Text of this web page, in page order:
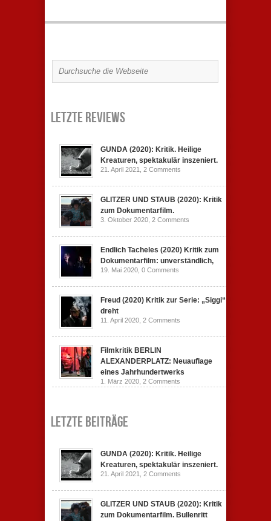
Letzte Reviews
GUNDA (2020): Kritik. Heilige
Kreaturen, spektakulär inszeniert.
21. April 2021, 2 Comments
GLITZER UND STAUB (2020): Kritik
zum Dokumentarfilm.
3. Oktober 2020, 2 Comments
Endlich Tacheles (2020) Kritik zum
Dokumentarfilm: unverständlich,
19. Mai 2020, 0 Comments
Freud (2020) Kritik zur Serie: „Siggi“
dreht
11. April 2020, 2 Comments
Filmkritik BERLIN
ALEXANDERPLATZ: Neuauflage
eines Jahrhundertwerks
1. März 2020, 2 Comments
Letzte Beiträge
GUNDA (2020): Kritik. Heilige
Kreaturen, spektakulär inszeniert.
21. April 2021, 2 Comments
GLITZER UND STAUB (2020): Kritik
zum Dokumentarfilm. Bullenritt